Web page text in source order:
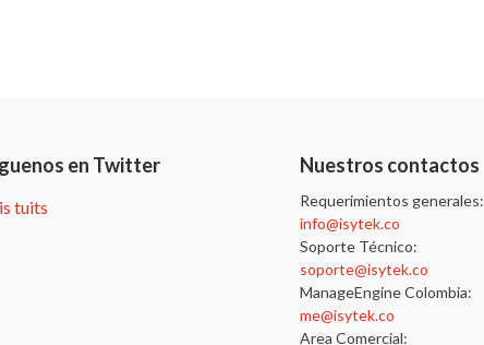
en Twitter
tuits
Nuestros contactos
Requerimientos generales:
info@isytek.co
Soporte Técnico:
soporte@isytek.co
ManageEngine Colombia:
me@isytek.co
Area Comercial: